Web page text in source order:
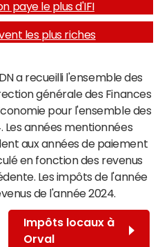
paye le plus d'IFI
les plus riches
a recueilli l'ensemble des
générale des Finances
pour l'ensemble des
Les années mentionnées
aux années de paiement
en fonction des revenus
Les impôts de l'année
de l'année 2024.
Impôts locaux à
Orval